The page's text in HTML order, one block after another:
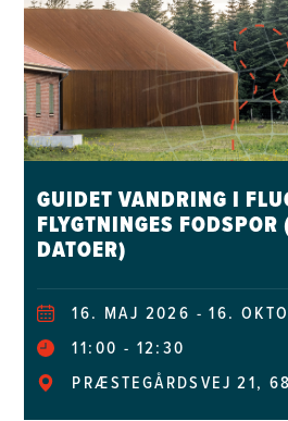
GUIDET VANDRING I
FLYGTNINGES FODSPOR
DATOER)
16. MAJ 2026 - 16.
11:00
12:30
PRÆSTEGÅRDSVEJ 21,